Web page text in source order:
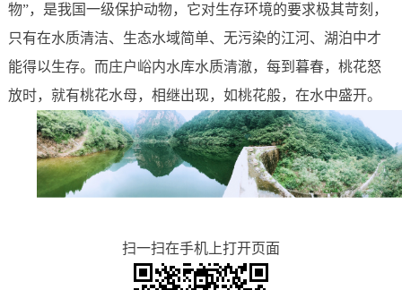
物”，是我国一级保护动物，它对生存环境的要求极其苛刻，
只有在水质清洁、生态水域简单、无污染的江河、湖泊中才
能得以生存。而庄户峪内水库水质清澈，每到暮春，桃花怒
放时，就有桃花水母，相继出现，如桃花般，在水中盛开。
扫一扫在手机上打开页面